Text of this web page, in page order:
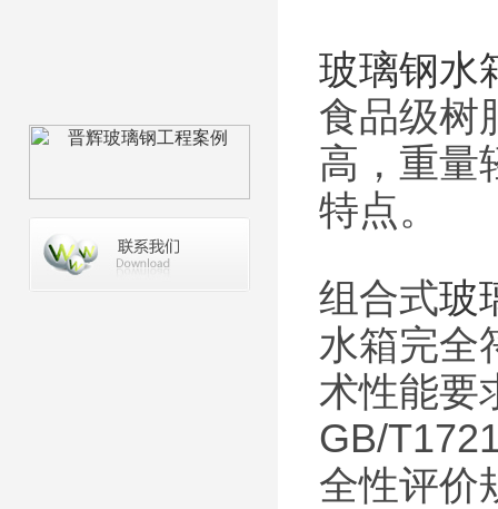
玻璃钢水
食品级树
高，重量
特点。
组合式玻
水箱完全
术性能要
GB/
全性评价